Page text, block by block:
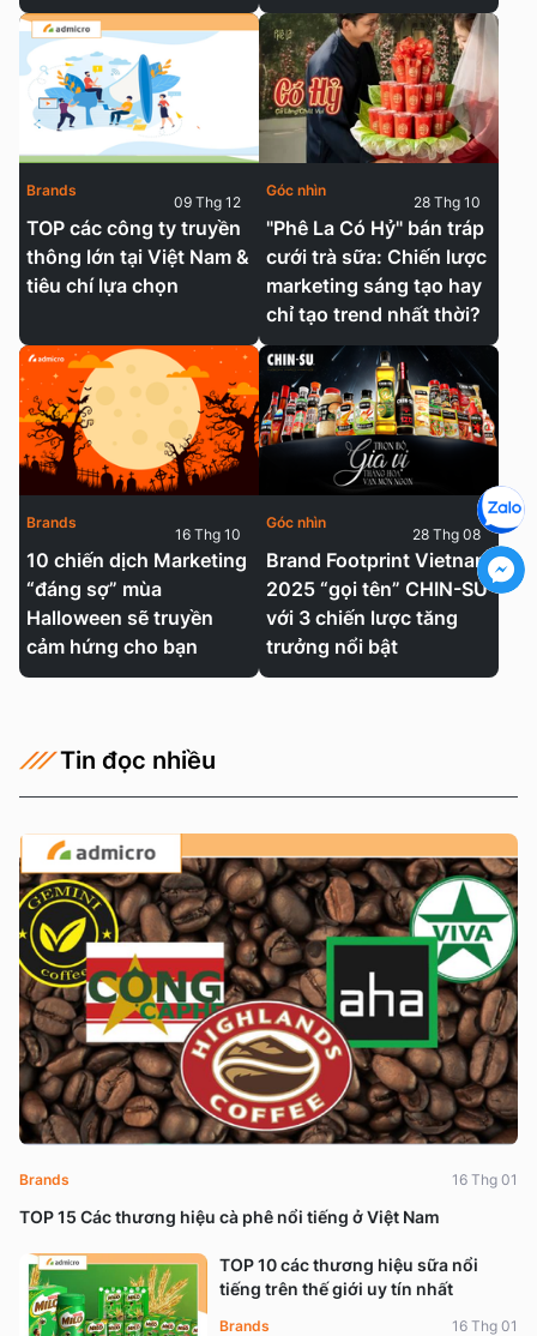
TOP các công ty truyền
thông lớn tại Việt Nam &
tiêu chí lựa chọn
Brands
09 Thg 12
"Phê La Có Hỷ" bán tráp
cưới trà sữa: Chiến lược
marketing sáng tạo hay
chỉ tạo trend nhất thời?
Góc nhìn
28 Thg 10
10 chiến dịch Marketing
“đáng sợ” mùa
Halloween sẽ truyền
cảm hứng cho bạn
Brands
16 Thg 10
Brand Footprint Vietnam
2025 “gọi tên” CHIN-SU
với 3 chiến lược tăng
trưởng nổi bật
Góc nhìn
28 Thg 08
Tin đọc nhiều
TOP 15 Các thương hiệu cà phê nổi tiếng ở Việt Nam
Brands 16 Thg 01
TOP 10 các thương hiệu sữa nổi
tiếng trên thế giới uy tín nhất
Brands 16 Thg 01